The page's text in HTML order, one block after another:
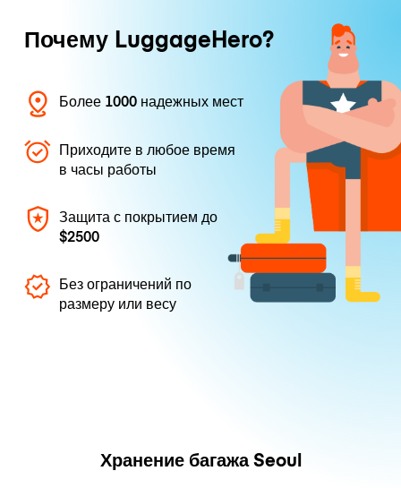
Почему LuggageHero?
Более 1000 надежных мест
Приходите в любое время
в часы работы
Защита с покрытием до
$2500
Без ограничений по
размеру или весу
Хранение багажа Seoul